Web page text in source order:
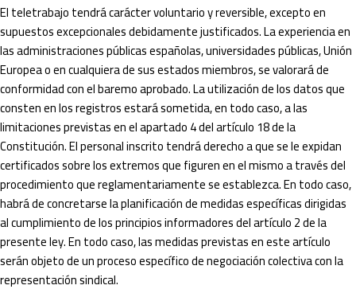
El teletrabajo tendrá carácter voluntario y reversible, excepto en
supuestos excepcionales debidamente justificados. La experiencia en
las administraciones públicas españolas, universidades públicas, Unión
Europea o en cualquiera de sus estados miembros, se valorará de
conformidad con el baremo aprobado. La utilización de los datos que
consten en los registros estará sometida, en todo caso, a las
limitaciones previstas en el apartado 4 del artículo 18 de la
Constitución. El personal inscrito tendrá derecho a que se le expidan
certificados sobre los extremos que figuren en el mismo a través del
procedimiento que reglamentariamente se establezca. En todo caso,
habrá de concretarse la planificación de medidas específicas dirigidas
al cumplimiento de los principios informadores del artículo 2 de la
presente ley. En todo caso, las medidas previstas en este artículo
serán objeto de un proceso específico de negociación colectiva con la
representación sindical.